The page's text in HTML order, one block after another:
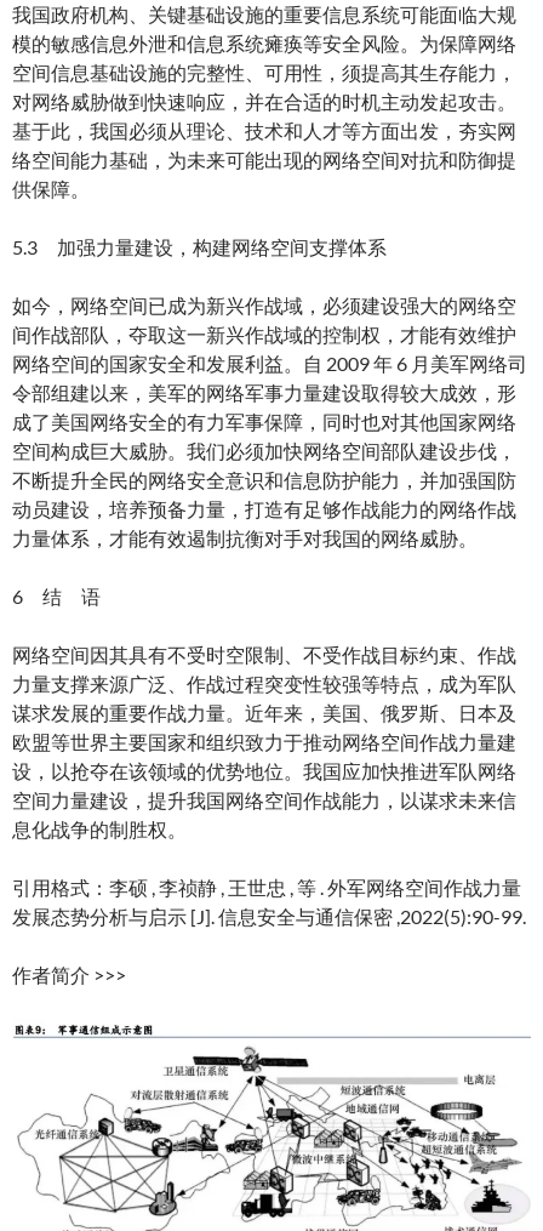
我国政府机构、关键基础设施的重要信息系统可能面临大规
模的敏感信息外泄和信息系统瘫痪等安全风险。为保障网络
空间信息基础设施的完整性、可用性，须提高其生存能力，
对网络威胁做到快速响应，并在合适的时机主动发起攻击。
基于此，我国必须从理论、技术和人才等方面出发，夯实网
络空间能力基础，为未来可能出现的网络空间对抗和防御提
供保障。
5.3 加强力量建设，构建网络空间支撑体系
如今，网络空间已成为新兴作战域，必须建设强大的网络空
间作战部队，夺取这一新兴作战域的控制权，才能有效维护
网络空间的国家安全和发展利益。自 2009 年 6 月美军网络司
令部组建以来，美军的网络军事力量建设取得较大成效，形
成了美国网络安全的有力军事保障，同时也对其他国家网络
空间构成巨大威胁。我们必须加快网络空间部队建设步伐，
不断提升全民的网络安全意识和信息防护能力，并加强国防
动员建设，培养预备力量，打造有足够作战能力的网络作战
力量体系，才能有效遏制抗衡对手对我国的网络威胁。
6 结 语
网络空间因其具有不受时空限制、不受作战目标约束、作战
力量支撑来源广泛、作战过程突变性较强等特点，成为军队
谋求发展的重要作战力量。近年来，美国、俄罗斯、日本及
欧盟等世界主要国家和组织致力于推动网络空间作战力量建
设，以抢夺在该领域的优势地位。我国应加快推进军队网络
空间力量建设，提升我国网络空间作战能力，以谋求未来信
息化战争的制胜权。
引用格式：李硕 , 李祯静 , 王世忠 , 等 . 外军网络空间作战力量
发展态势分析与启示 [J]. 信息安全与通信保密 ,2022(5):90-99.
作者简介 >>>